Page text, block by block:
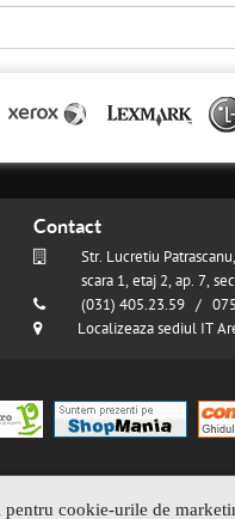
Contact
Str. Lucretiu
scara 1, etaj 2, ap. 7,
(031) 405.23.59 /
Localizeaza sediul IT
cookie-urile de